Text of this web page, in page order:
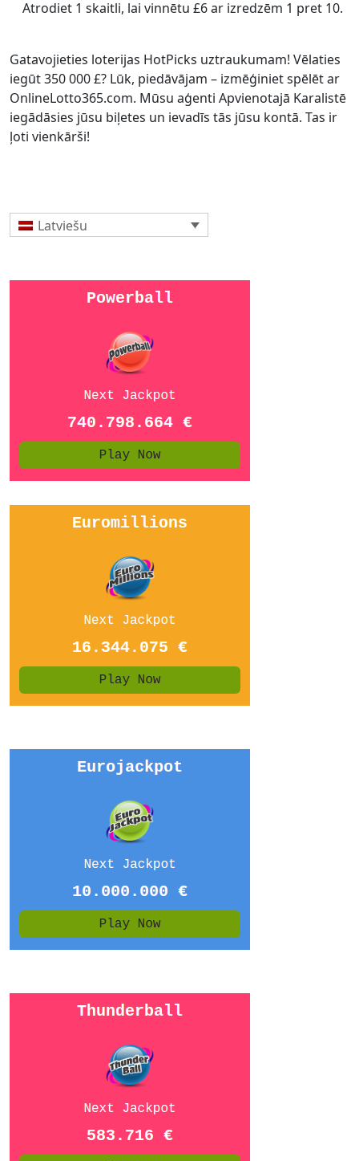
Atrodiet 1 skaitli, lai vinnētu £6 ar izredzēm 1 pret 10.
Gatavojieties loterijas HotPicks uztraukumam! Vēlaties
iegūt 350 000 £? Lūk, piedāvājam – izmēģiniet spēlēt ar
OnlineLotto365.com. Mūsu aģenti Apvienotajā Karalistē
iegādāsies jūsu biļetes un ievadīs tās jūsu kontā. Tas ir
ļoti vienkārši!
Latviešu